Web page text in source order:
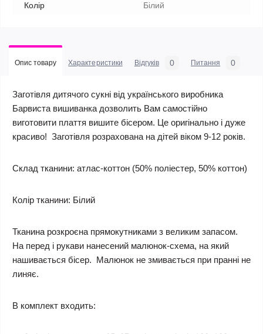
Колір Білий
Опис товару Характеристики Відгуків 0 Питання 0
Заготівля дитячого сукні від українського виробника
Барвиста вишиванка дозволить Вам самостійно
виготовити плаття вишите бісером. Це оригінально і дуже
красиво! Заготівля розрахована на дітей віком 9-12 років.
Склад тканини: атлас-коттон (50% поліестер, 50% коттон)
Колір тканини: Білий
Тканина розкроєна прямокутниками з великим запасом.
На перед і рукави нанесений малюнок-схема, на який
нашивається бісер. Малюнок не змивається при пранні не
линяє.
В комплект входить: